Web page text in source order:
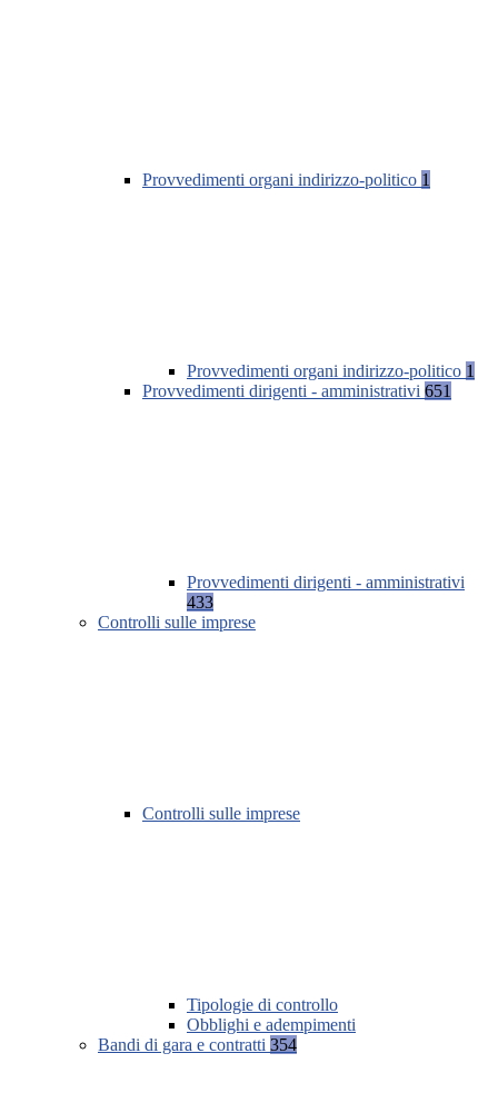
Provvedimenti organi indirizzo-politico 1
Provvedimenti organi indirizzo-politico 1
Provvedimenti dirigenti - amministrativi 651
Provvedimenti dirigenti - amministrativi
433
Controlli sulle imprese
Controlli sulle imprese
Tipologie di controllo
Obblighi e adempimenti
Bandi di gara e contratti 354